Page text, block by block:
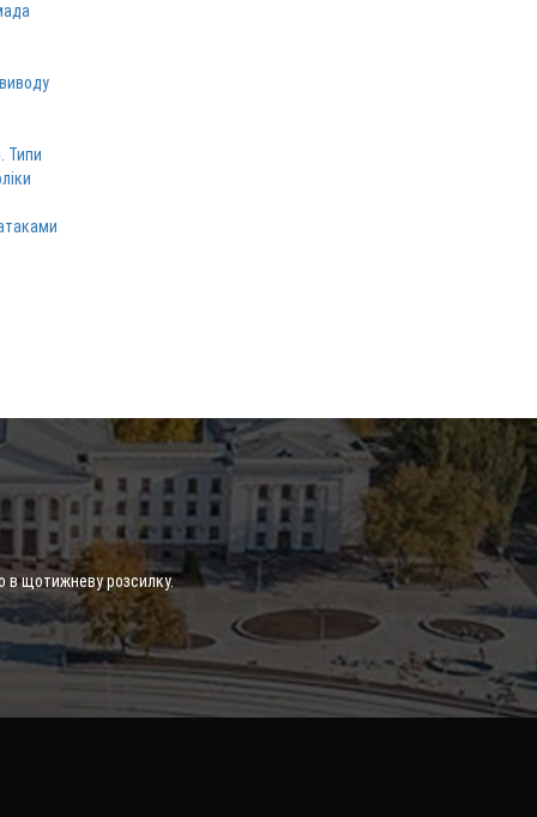
Типи
в щотижневу розсилку.